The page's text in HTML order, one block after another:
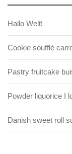
Hallo Welt!
Cookie soufflé
Pastry fruitcake
Powder liquorice I
Danish sweet roll